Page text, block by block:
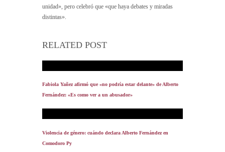
unidad», pero celebró que «que haya debates y miradas
distintas».
RELATED POST
Fabiola Yañez afirmó que «no podría estar delante» de Alberto
Fernández: «Es como ver a un abusador»
Violencia de género: cuándo declara Alberto Fernández en
Comodoro Py